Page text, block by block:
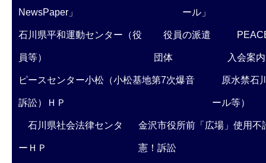
NewsPaper」 ール」
石川県平和運動センター（役
員等）
役員の派遣
団体 入会案内
ピースセンター小松（小松基地第7次爆音
訴訟）ＨＰ
原水禁石
ール等）
石川県社会法律センタ
ーＨＰ
金沢市役所前「広場」使用不
憲！訴訟